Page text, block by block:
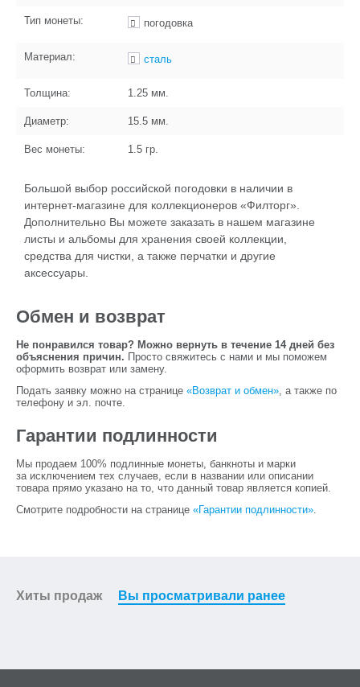
Тип монеты: погодовка
Материал: сталь
Толщина: 1.25 мм.
Диаметр: 15.5 мм.
Вес монеты: 1.5 гр.
Большой выбор российской погодовки в наличии в
интернет-магазине для коллекционеров «Филторг».
Дополнительно Вы можете заказать в нашем магазине
листы и альбомы для хранения своей коллекции,
средства для чистки, а также перчатки и другие
аксессуары.
Обмен и возврат
Не понравился товар? Можно вернуть в течение 14 дней без
объяснения причин. Просто свяжитесь с нами и мы поможем
оформить возврат или замену.
Подать заявку можно на странице «Возврат и обмен», а также по
телефону и эл. почте.
Гарантии подлинности
Мы продаем 100% подлинные монеты, банкноты и марки
за исключением тех случаев, если в названии или описании
товара прямо указано на то, что данный товар является копией.
Смотрите подробности на странице «Гарантии подлинности».
Хиты продаж Вы просматривали ранее